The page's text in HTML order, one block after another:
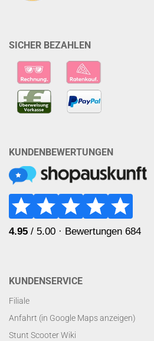
SICHER BEZAHLEN
KUNDENBEWERTUNGEN
KUNDENSERVICE
Filiale
Anfahrt (in Google Maps anzeigen)
Stunt Scooter Wiki